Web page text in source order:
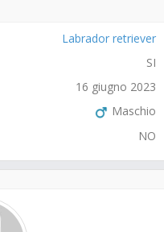
Labrador retriever
SI
16 giugno 2023
Maschio
NO